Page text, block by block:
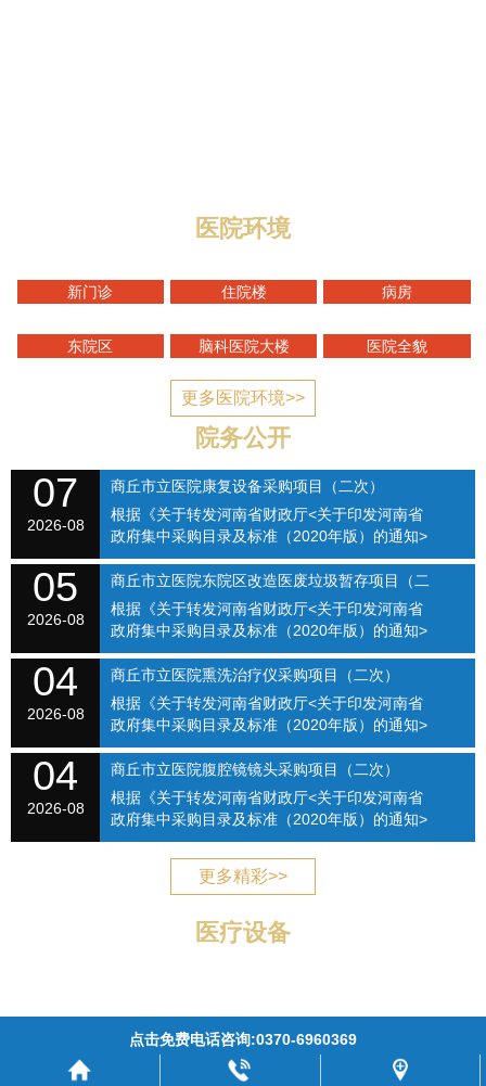
医院环境
新门诊 住院楼 病房
东院区 脑科医院大楼 医院全貌
更多医院环境>>
院务公开
07
2026-08
商丘市立医院康复设备采购项目（二次）
SQSLYY2026-074
根据《关于转发河南省财政厅<关于印发河南省
政府集中采购目录及标准（2020年版）的通知>
的通知》（商财购〔2020〕1号）和《商丘市立
医院关于修订招标采购流程的通知》（商立院字
【2021】...
05
2026-08
商丘市立医院东院区改造医废垃圾暂存项目（二
次）（SQSLYY2026-075）
根据《关于转发河南省财政厅<关于印发河南省
政府集中采购目录及标准（2020年版）的通知>
的通知》（商财购〔2020〕1号）和《商丘市立
医院关于修订招标采购流程的通知》（商立院字
【2021】...
04
2026-08
商丘市立医院熏洗治疗仪采购项目（二次）
（SQSLYY2026-076）
根据《关于转发河南省财政厅<关于印发河南省
政府集中采购目录及标准（2020年版）的通知>
的通知》（商财购〔2020〕1号）和《商丘市立
医院关于修订招标采购流程的通知》（商立院字
【2021】...
04
2026-08
商丘市立医院腹腔镜镜头采购项目（二次）
（SQSLYY2026-077）
根据《关于转发河南省财政厅<关于印发河南省
政府集中采购目录及标准（2020年版）的通知>
的通知》（商财购〔2020〕1号）和《商丘市立
医院关于修订招标采购流程的通知》（商立院字
更多精彩>>
医疗设备
点击免费电话咨询:0370-6960369
豫ICP备17035045号-1